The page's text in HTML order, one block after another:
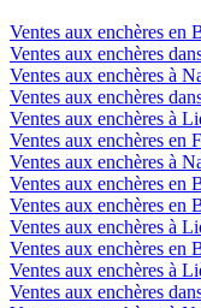
Ventes aux enchères en
Ventes aux enchères
Ventes aux enchères à
Ventes aux enchères
Ventes aux enchères à
Ventes aux enchères en
Ventes aux enchères à
Ventes aux enchères en
Ventes aux enchères
Ventes aux enchères à
Ventes aux enchères en
Ventes aux enchères à
Ventes aux enchères